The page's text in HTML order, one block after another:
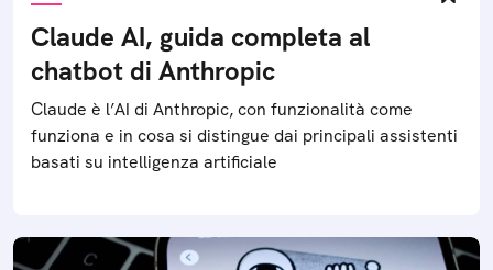
Claude AI, guida completa al
chatbot di Anthropic
Claude è l’AI di Anthropic, con funzionalità come
funziona e in cosa si distingue dai principali assistenti
basati su intelligenza artificiale